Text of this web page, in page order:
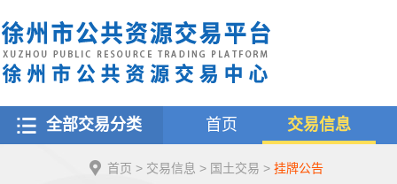
全部交易分类 首页 交易信息
首页 > 交易信息 > 国土交易 > 挂牌公告